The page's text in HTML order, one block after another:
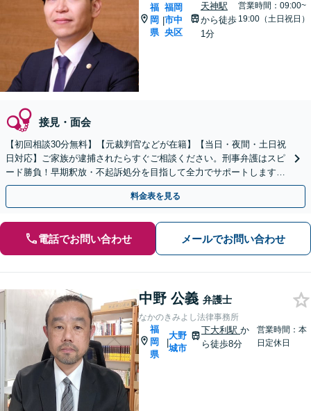
福
岡
県
|
福岡
市中
央区
天神駅
から徒歩
1分
営業時間：09:00~
19:00（土日祝日）
接見・面会
【初回相談30分無料】【元裁判官などが在籍】【当日・夜間・土日祝
日対応】ご家族が逮捕されたらすぐご相談ください。刑事弁護はスピ
ード勝負！早期釈放・不起訴処分を目指して全力でサポートします。
【スピード対応】
料金表を見る
電話でお問い合わせ メールでお問い合わせ
中野 公義 弁護士
なかのきみよし法律事務所
福
岡
県
|
大野
城市
下大利駅か
ら徒歩8分
営業時間：本
日定休日